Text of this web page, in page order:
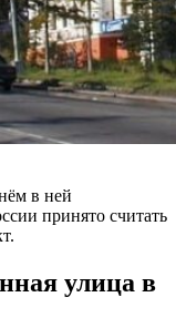
в ней
принято считать
улица в